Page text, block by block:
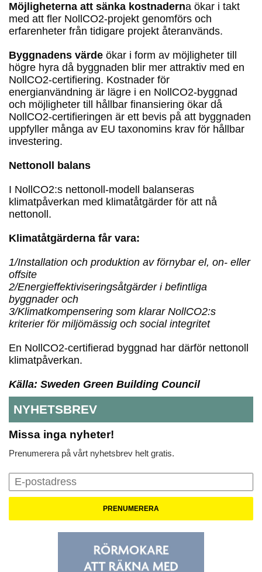
Möjligheterna att sänka kostnaderna ökar i takt
med att fler NollCO2-projekt genomförs och
erfarenheter från tidigare projekt återanvänds.
Byggnadens värde ökar i form av möjligheter till
högre hyra då byggnaden blir mer attraktiv med en
NollCO2-certifiering. Kostnader för
energianvändning är lägre i en NollCO2-byggnad
och möjligheter till hållbar finansiering ökar då
NollCO2-certifieringen är ett bevis på att byggnaden
uppfyller många av EU taxonomins krav för hållbar
investering.
Nettonoll balans
I NollCO2:s nettonoll-modell balanseras
klimatpåverkan med klimatåtgärder för att nå
nettonoll.
Klimatåtgärderna får vara:
1/Installation och produktion av förnybar el, on- eller
offsite
2/Energieffektiviseringsåtgärder i befintliga
byggnader och
3/Klimatkompensering som klarar NollCO2:s
kriterier för miljömässig och social integritet
En NollCO2-certifierad byggnad har därför nettonoll
klimatpåverkan.
Källa: Sweden Green Building Council
NYHETSBREV
Missa inga nyheter!
Prenumerera på vårt nyhetsbrev helt gratis.